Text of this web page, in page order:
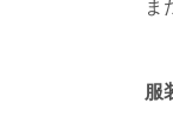
ま
服